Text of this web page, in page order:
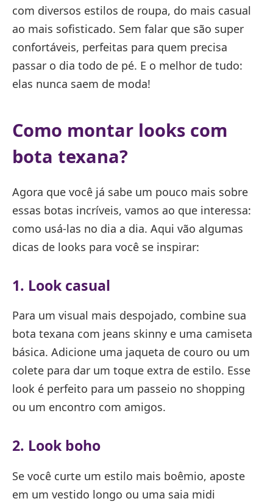
com diversos estilos de roupa, do mais casual
ao mais sofisticado. Sem falar que são super
confortáveis, perfeitas para quem precisa
passar o dia todo de pé. E o melhor de tudo:
elas nunca saem de moda!
Como montar looks com
bota texana?
Agora que você já sabe um pouco mais sobre
essas botas incríveis, vamos ao que interessa:
como usá-las no dia a dia. Aqui vão algumas
dicas de looks para você se inspirar:
1. Look casual
Para um visual mais despojado, combine sua
bota texana com jeans skinny e uma camiseta
básica. Adicione uma jaqueta de couro ou um
colete para dar um toque extra de estilo. Esse
look é perfeito para um passeio no shopping
ou um encontro com amigos.
2. Look boho
Se você curte um estilo mais boêmio, aposte
em um vestido longo ou uma saia midi